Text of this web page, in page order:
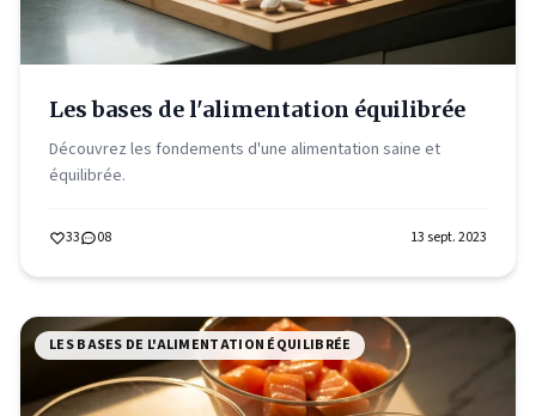
Les bases de l'alimentation équilibrée
Découvrez les fondements d'une alimentation saine et
équilibrée.
33 08 13 sept. 2023
LES BASES DE L'ALIMENTATION ÉQUILIBRÉE